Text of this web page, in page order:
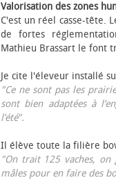
Valorisation des zones
C'est un réel casse-tête.
de fortes
Mathieu Brassart le font
Je cite l'éleveur installé
"Ce ne sont pas les
sont bien adaptées à
l’été".
Il élève toute la filière
"On trait 125 vaches,
mâles pour en faire des